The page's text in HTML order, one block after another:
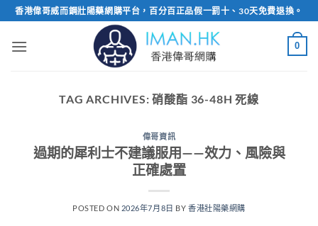
Skip
to
content
香港偉哥威而鋼壯陽藥網購平台，百分百正品假一罰十、30天免費退換。
0
TAG ARCHIVES:硝酸酯 36-48H 死線
偉哥資訊
過期的犀利士不建議服用——效力、風險與
正確處置
POSTED ON 2026年7月8日 BY 香港壯陽藥網購